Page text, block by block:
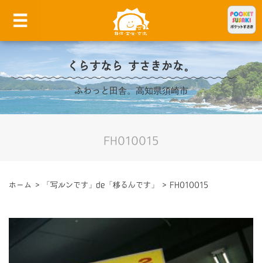
くらすなら すさきかな。
ふわっと田舎。高知県須崎市
FH010015
ホーム > 「写ルンです」de「移るんです」 > FH010015